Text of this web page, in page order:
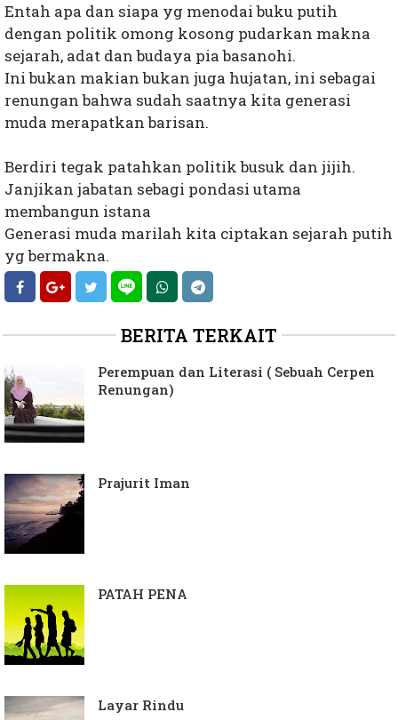
Entah apa dan siapa yg menodai buku putih
dengan politik omong kosong pudarkan makna
sejarah, adat dan budaya pia basanohi.
Ini bukan makian bukan juga hujatan, ini sebagai
renungan bahwa sudah saatnya kita generasi
muda merapatkan barisan.
Berdiri tegak patahkan politik busuk dan jijih.
Janjikan jabatan sebagi pondasi utama
membangun istana
Generasi muda marilah kita ciptakan sejarah putih
yg bermakna.
BERITA TERKAIT
Perempuan dan Literasi ( Sebuah Cerpen
Renungan)
Prajurit Iman
PATAH PENA
Layar Rindu